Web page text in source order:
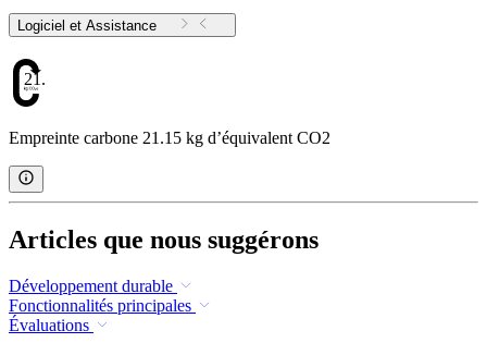
Logiciel et Assistance
21.15
Empreinte carbone 21.15 kg d’équivalent CO2
Articles que nous suggérons
Développement durable
Fonctionnalités principales
Évaluations